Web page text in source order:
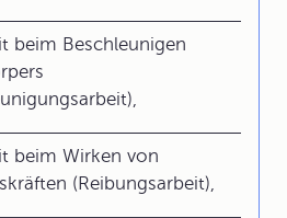
beim Beschleunigen
beim Wirken von
(Reibungsarbeit),